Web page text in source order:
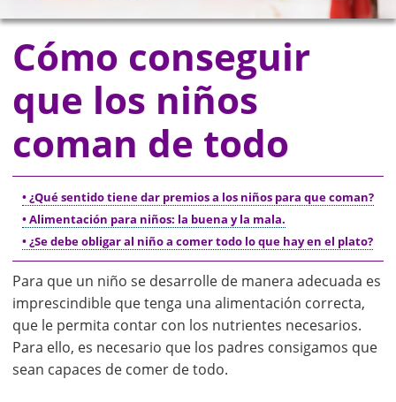
Cómo conseguir
que los niños
coman de todo
• ¿Qué sentido tiene dar premios a los niños para que coman?
• Alimentación para niños: la buena y la mala.
• ¿Se debe obligar al niño a comer todo lo que hay en el plato?
Para que un niño se desarrolle de manera adecuada es
imprescindible que tenga una alimentación correcta,
que le permita contar con los nutrientes necesarios.
Para ello, es necesario que los padres consigamos que
sean capaces de comer de todo.